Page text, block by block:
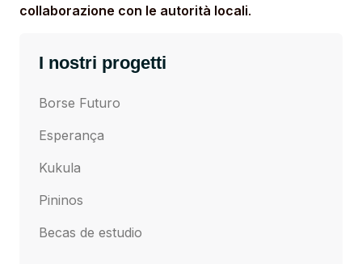
collaborazione con le autorità locali.
I nostri progetti
Borse Futuro
Esperança
Kukula
Pininos
Becas de estudio